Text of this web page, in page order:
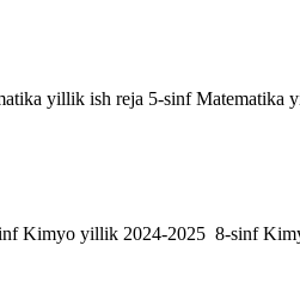
yillik ish reja 5-sinf
Kimyo yillik 2024-2025 8-sinf